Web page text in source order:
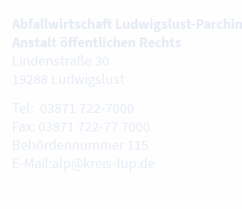
Abfallwirtschaft Ludwigslust-
Anstalt öffentlichen Rechts
Lindenstraße 30
19288 Ludwigslust
Tel: 03871 722-7000
Fax: 03871 722-77 7000
Behördennummer 115
E-Mail:alp@kreis-lup.de